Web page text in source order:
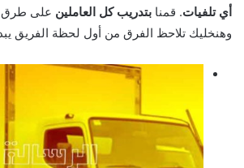
أي تلفيات. قمنا بتدريب كل العاملين على طرق
وهنخليك تلاحظ الفرق من أول لحظة الفريق